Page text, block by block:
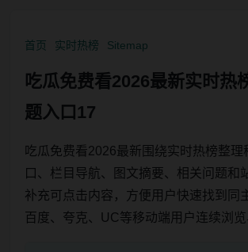
首页 实时热榜 Sitemap
吃瓜免费看2026最新实时热
题入口17
吃瓜免费看2026最新围绕实时热榜整理
口、栏目导航、图文摘要、相关问题和
补充可点击内容，方便用户快速找到同
百度、夸克、UC等移动端用户连续浏览